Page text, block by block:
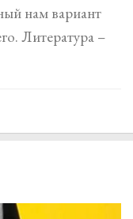
нам вариант
Литература –